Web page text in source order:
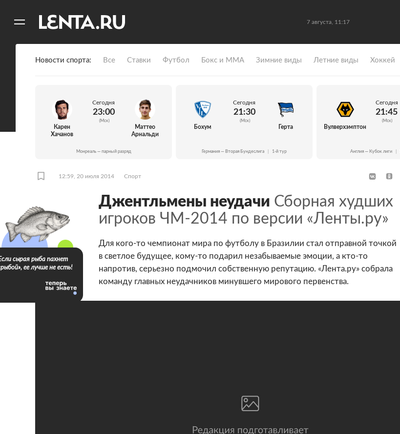
7 августа, 11:17
Новости спорта Все Ставки Футбол Бокс и ММА Зимние виды Летние виды Хоккей
Карен
Хачанов
Сегодня
23:00
(Мск)
Маттео
Арнальди
Монреаль — парный разряд
Бохум
Сегодня
21:30
(Мск)
Герта
Германия — Вторая Бундеслига 1-й тур
Вулверхэмптон
Сегодня
21:45
(Мск)
Англия — Кубок лиги
12:59, 20 июля 2014 Спорт
Джентльмены неудачи Сборная худших
игроков ЧМ-2014 по версии «Ленты.ру»
17 фото
Для кого-то чемпионат мира по футболу в Бразилии стал отправной точкой
в светлое будущее, кому-то подарил незабываемые эмоции, а кто-то
напротив, серьезно подмочил собственную репутацию. «Лента.ру» собрала
команду главных неудачников минувшего мирового первенства.
сырая рыба пахнет
ее лучше не есть!